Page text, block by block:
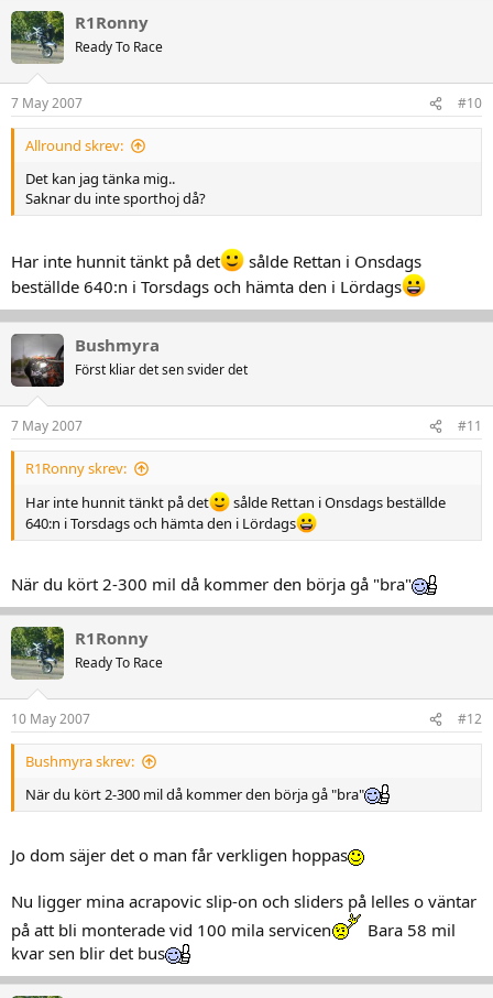
R1Ronny
Ready To Race
7 May 2007 #10
Allround skrev:
Det kan jag tänka mig..
Saknar du inte sporthoj då?
Har inte hunnit tänkt på det
sålde Rettan i Onsdags
beställde 640:n i Torsdags och hämta den i Lördags
Bushmyra
Först kliar det sen svider det
7 May 2007 #11
R1Ronny skrev:
Har inte hunnit tänkt på det
sålde Rettan i Onsdags beställde
640:n i Torsdags och hämta den i Lördags
När du kört 2-300 mil då kommer den börja gå "bra"
R1Ronny
Ready To Race
10 May 2007 #12
Bushmyra skrev:
När du kört 2-300 mil då kommer den börja gå "bra"
Jo dom säjer det o man får verkligen hoppas
Nu ligger mina acrapovic slip-on och sliders på lelles o väntar
på att bli monterade vid 100 mila servicen
Bara 58 mil
kvar sen blir det bus